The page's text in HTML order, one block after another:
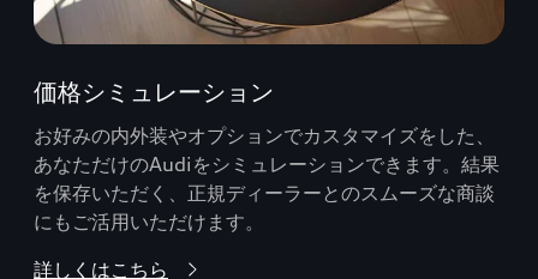
価格シミュレーション
お好みの内外装やオプションでカスタマイズをした、
あなただけのAudiをシミュレーションできます。結果
を保存いただく、正規ディーラーとのスムーズな商談
にもご活用いただけます。
詳しくはこちら